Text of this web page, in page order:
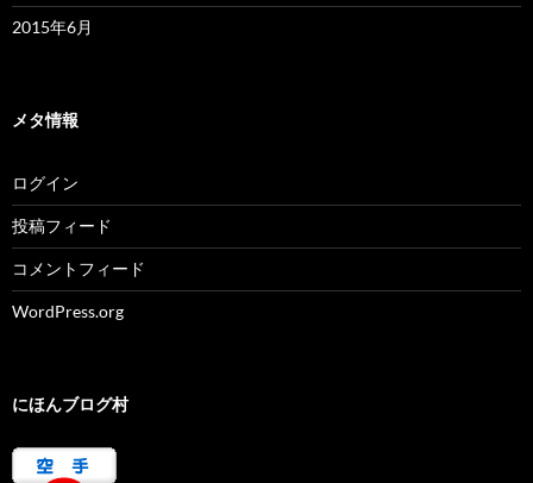
2015年6月
メタ情報
ログイン
投稿フィード
コメントフィード
WordPress.org
にほんブログ村